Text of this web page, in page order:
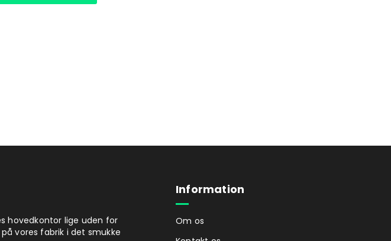
hovedkontor lige uden for
vores fabrik i det smukke
Information
Om os